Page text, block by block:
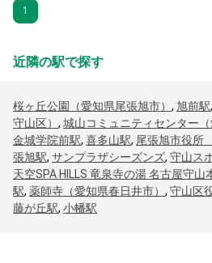
1
近隣の駅で探す
桜ヶ丘公園（愛知県尾張旭市） , 旭前駅,
守山区） , 城山コミュニティセンター（
金城学院前駅, 喜多山駅, 尾張旭市役
張旭駅, サンプラザシーズンズ, 守山ス
天空SPA HILLS 竜泉寺の湯 名古屋守山
駅, 薬師寺（愛知県春日井市） , 守山区
藤が丘駅, 小幡駅